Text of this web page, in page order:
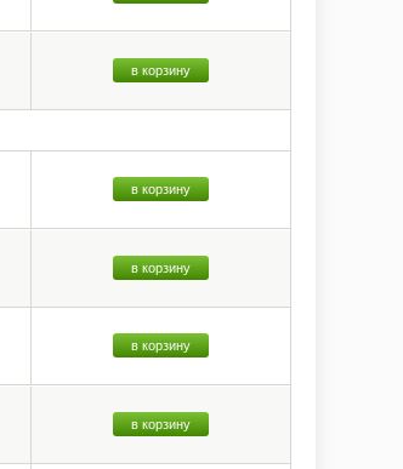
в корзину
в корзину
в корзину
в корзину
в корзину